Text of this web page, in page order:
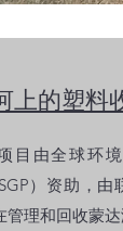
上的塑料
目由全球环
SGP）资助，
管理和回收蒙达